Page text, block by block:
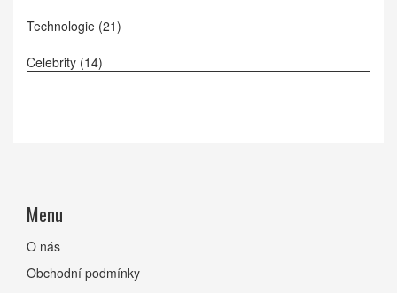
Technologie (21)
Celebrity (14)
Menu
O nás
Obchodní podmínky